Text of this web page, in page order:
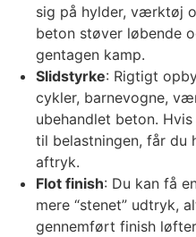
sig på hylder, værktøj
beton støver løbende
gentagen kamp.
Slidstyrke: Rigtigt
cykler, barnevogne,
ubehandlet beton.
til belastningen, får du
aftryk.
Flot finish: Du kan få
mere “stenet” udtryk,
gennemført finish